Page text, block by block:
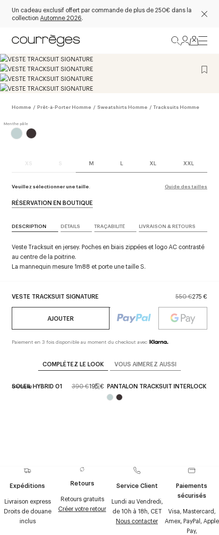
Un cadeau exclusif offert par commande de plus de 250€ dans la
collection Automne 2026.
Homme / Prêt-à-Porter Homme / Sweatshirts Homme / Tracksuits Homme
XS S M L XL XXL
Veuillez sélectionner une taille. Guide des tailles
VESTE TRACKSUIT SIGNATURE 550 €275 €
AJOUTER
Paiement en 3 fois disponible au moment du checkout avec
RÉSERVATION EN BOUTIQUE
DESCRIPTION DÉTAILS TRAÇABILITÉ LIVRAISON & RETOURS
Veste Tracksuit en jersey. Poches en biais zippées et logo AC contrasté
au centre de la poitrine.
La mannequin mesure 1m88 et porte une taille S.
COMPLÉTEZ LE LOOK VOUS AIMEREZ AUSSI
en boutique
DE SOLEIL HYBRID 01 390 €195 € PANTALON TRACKSUIT INTERLOCK
Expéditions
Livraison express
Droits de douane
inclus
Retours
Retours gratuits
Créer votre retour
Service Client
Lundi au Vendredi,
de 10h à 18h, CET
Nous contacter
Paiements
sécurisés
Visa, Mastercard,
Amex, PayPal, Apple
Pay,